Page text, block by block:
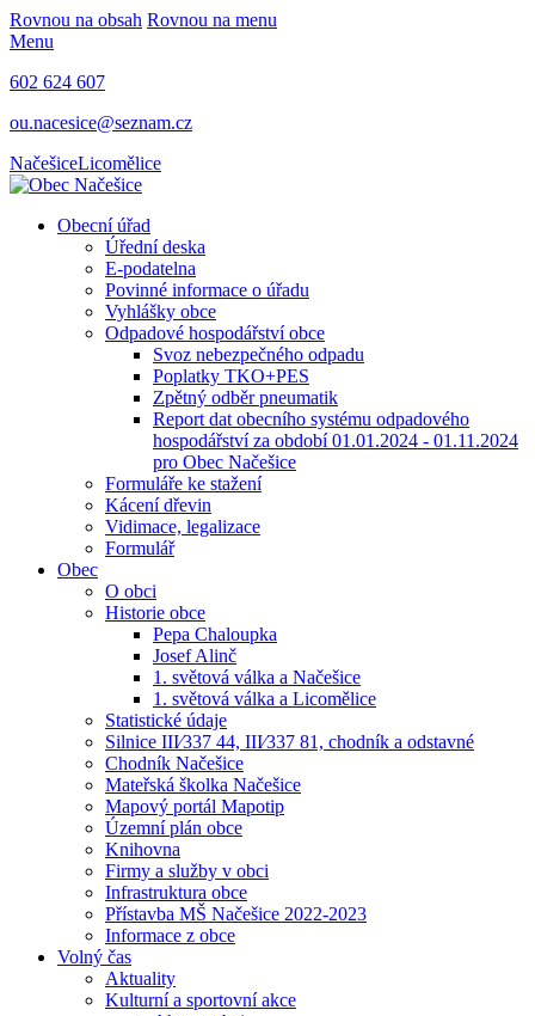
Rovnou na obsah Rovnou na menu
Menu
602 624 607
ou.nacesice@seznam.cz
NačešiceLicomělice
Obecní úřad
Úřední deska
E-podatelna
Povinné informace o úřadu
Vyhlášky obce
Odpadové hospodářství obce
Svoz nebezpečného odpadu
Poplatky TKO+PES
Zpětný odběr pneumatik
Report dat obecního systému odpadového
hospodářství za období 01.01.2024 - 01.11.2024
pro Obec Načešice
Formuláře ke stažení
Kácení dřevin
Vidimace, legalizace
Formulář
Obec
O obci
Historie obce
Pepa Chaloupka
Josef Alinč
1. světová válka a Načešice
1. světová válka a Licomělice
Statistické údaje
Silnice III⁄337 44, III⁄337 81, chodník a odstavné
Chodník Načešice
Mateřská školka Načešice
Mapový portál Mapotip
Územní plán obce
Knihovna
Firmy a služby v obci
Infrastruktura obce
Přístavba MŠ Načešice 2022-2023
Informace z obce
Volný čas
Aktuality
Kulturní a sportovní akce